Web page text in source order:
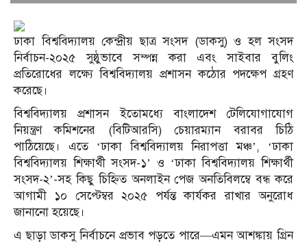
ঢাকা বিশ্ববিদ্যালয় কেন্দ্রীয় ছাত্র সংসদ (ডাকসু) ও হল সংসদ
নির্বাচন-২০২৫ সুষ্ঠুভাবে সম্পন্ন করা এবং সাইবার বুলিং
প্রতিরোধের লক্ষ্যে বিশ্ববিদ্যালয় প্রশাসন কঠোর পদক্ষেপ গ্রহণ
করেছে।
বিশ্ববিদ্যালয় প্রশাসন ইতোমধ্যে বাংলাদেশ টেলিযোগাযোগ
নিয়ন্ত্রণ কমিশনের (বিটিআরসি) চেয়ারম্যান বরাবর চিঠি
পাঠিয়েছে। এতে ‘ঢাকা বিশ্ববিদ্যালয় নিরাপত্তা মঞ্চ’, ‘ঢাকা
বিশ্ববিদ্যালয় শিক্ষার্থী সংসদ-১’ ও ‘ঢাকা বিশ্ববিদ্যালয় শিক্ষার্থী
সংসদ-২’-সহ কিছু চিহ্নিত অনলাইন পেজ অনতিবিলম্বে বন্ধ করে
আগামী ১০ সেপ্টেম্বর ২০২৫ পর্যন্ত কার্যকর রাখার অনুরোধ
জানানো হয়েছে।
এ ছাড়া ডাকসু নির্বাচনে প্রভাব পড়তে পারে—এমন আশঙ্কায় গ্রিন